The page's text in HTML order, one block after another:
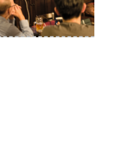
Lug l vortrag steam deck 2